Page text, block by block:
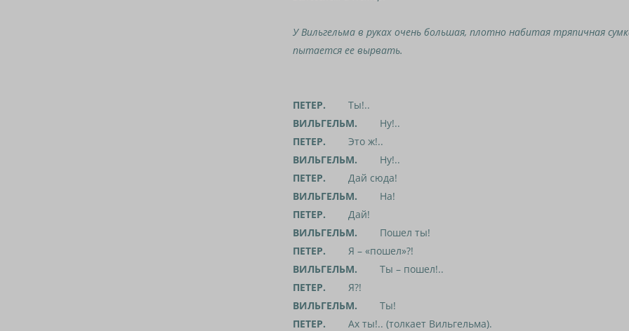
У Вильгельма в руках очень большая, плотно набитая тряпичная
пытается ее вырвать.
ПЕТЕР. Ты!..
ВИЛЬГЕЛЬМ. Ну!..
ПЕТЕР. Это ж!..
ВИЛЬГЕЛЬМ. Ну!..
ПЕТЕР. Дай сюда!
ВИЛЬГЕЛЬМ. На!
ПЕТЕР. Дай!
ВИЛЬГЕЛЬМ. Пошел ты!
ПЕТЕР. Я – «пошел»?!
ВИЛЬГЕЛЬМ. Ты – пошел!..
ПЕТЕР. Я?!
ВИЛЬГЕЛЬМ. Ты!
ПЕТЕР. Ах ты!.. (толкает Вильгельма).